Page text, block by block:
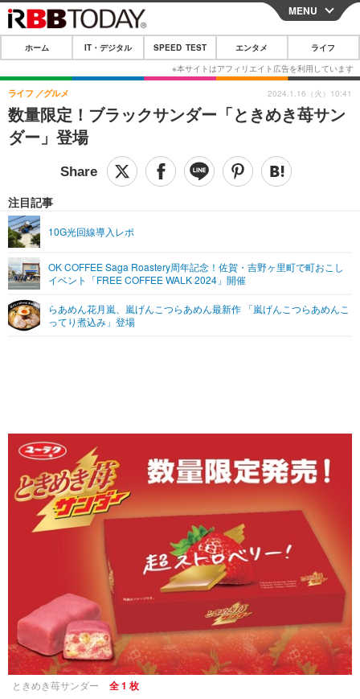
CLOSE
ホーム
IT・デジタル
IT・デジタルTOP スマートフォン
ショッピング その他
SPEED TEST
エンタメTOP 映画・ドラマ
グラビア
ショッピング その他
ライフTOP
その他
リリース一覧
プッシュ通知の停止方法
MENU
ホーム IT・デジタル SPEED TEST エンタメ ライフ
数量限定！ブラックサンダー「ときめき苺サン
ダー」登場
ライフ グルメ
注目記事
10G光回線導入レポ
OK COFFEE Saga Roastery周年記念！佐賀・吉野ヶ里町で町おこし
イベント「FREE COFFEE WALK 2024」開催
らあめん花月嵐、嵐げんこつらあめん最新作 「嵐げんこつらあめんこ
ってり煮込み」登場
2024.1.16（火）10:41
ときめき苺サンダー 全 1 枚